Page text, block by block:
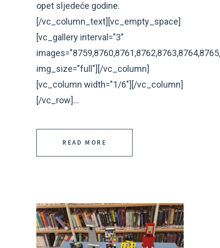
opet sljedeće godine.
[/vc_column_text][vc_empty_space]
[vc_gallery interval="3"
img_size="full"][/vc_column]
[vc_column width="1/6"][/vc_column]
[/vc_row]...
READ MORE